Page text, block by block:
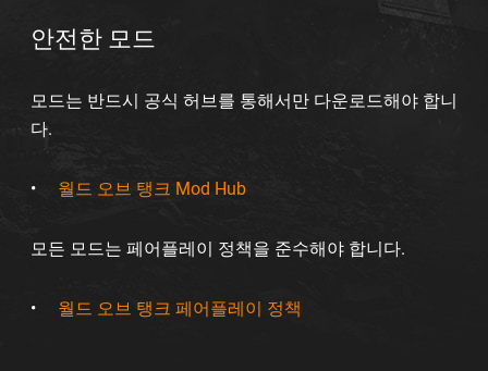
안전한 모드
모드는 반드시 공식 허브를 통해서만 다운로드해야 합니
다.
월드 오브 탱크 Mod Hub
모든 모드는 페어플레이 정책을 준수해야 합니다.
월드 오브 탱크 페어플레이 정책